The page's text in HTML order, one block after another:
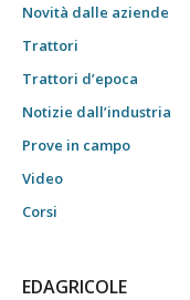
Novità dalle aziende
Trattori
Trattori d’epoca
Notizie dall’industria
Prove in campo
Video
Corsi
EDAGRICOLE